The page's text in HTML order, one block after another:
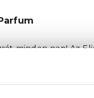
minden nap! Az
menyasszonyi
a pillanatot. Egy
és magabiztos,